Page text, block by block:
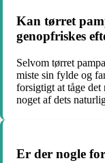
Kan tørret
genopfriskes
Selvom tørret
miste sin fylde og
forsigtigt at tåge
noget af dets
Er der nogle